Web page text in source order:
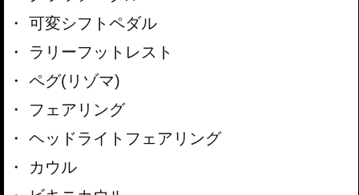
可変シフトペダル
ラリーフットレスト
ペグ(リゾマ)
フェアリング
ヘッドライトフェアリング
カウル